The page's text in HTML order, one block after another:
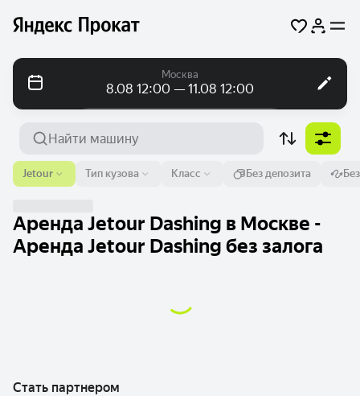
Москва
8.08 12:00 — 11.08 12:00
Аэропорт или адрес
Москва
8 авг. 12:00 11 авг. 12:00
Тип кузова Класс
Jetour Без депозита
Аренда Jetour Dashing в Москве -
Аренда Jetour Dashing без залога
Стать партнером